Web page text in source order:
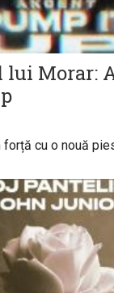
lui Morar:
forță cu o nouă